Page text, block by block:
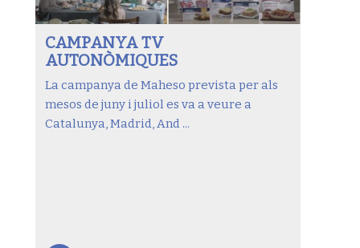
CAMPANYA TV
AUTONÒMIQUES
La campanya de Maheso prevista per als
mesos de juny i juliol es va a veure a
Catalunya, Madrid, And ...